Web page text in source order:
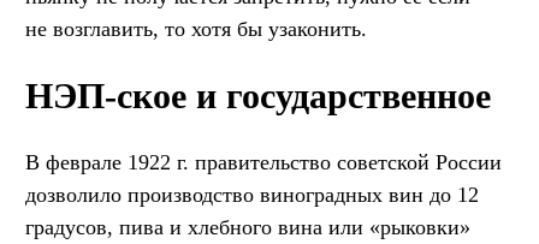
не возглавить, то хотя бы узаконить.
НЭП-ское и государственное
В феврале 1922 г. правительство советской России
дозволило производство виноградных вин до 12
градусов, пива и хлебного вина или «рыковки»